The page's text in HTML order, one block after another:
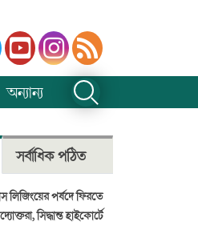
অন্যান্য
সর্বাধিক পঠিত
লিজিংয়ের পর্ষদে ফিরতে
সিদ্ধান্ত হাইকোর্টে